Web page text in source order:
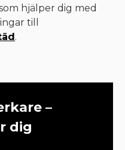
hjälper dig med
till
.
–
dig